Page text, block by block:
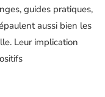
guides pratiques,
aussi bien les
Leur implication